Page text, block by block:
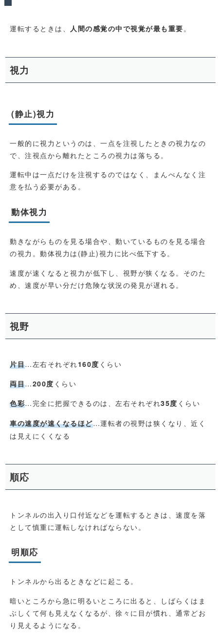
運転するときは、 人間の感覚の中で視覚が最も重要 。
視力
(静止)視力
一般的に視力というのは、一点を注視したときの視力なの
で、注視点から離れたところの視力は落ちる。
運転中は一点だけを注視するのではなく、まんべんなく注
意を払う必要がある。
動体視力
動きながらものを見る場合や、動いているものを見る場合
の視力。動体視力は(静止)視力に比べ低下する。
速度が速くなると視力が低下し、視野が狭くなる。そのた
め、速度が早い分だけ危険な状況の発見が遅れる。
視野
片目…左右それぞれ160度 くらい
両目…200度 くらい
色彩…完全に把握できるのは、左右それぞれ35度 くらい
車の速度が速くなるほど…運転者の視野は狭くなり、近く
は見えにくくなる
順応
トンネルの出入り口付近などを運転するときは、速度を落
として慎重に運転しなければならない。
明順応
トンネルから出るときなどに起こる。
暗いところから急に明るいところに出ると、しばらくはま
ぶしくて何も見えなくなるが、徐々に目が慣れ、通常どお
り見えるようになる。